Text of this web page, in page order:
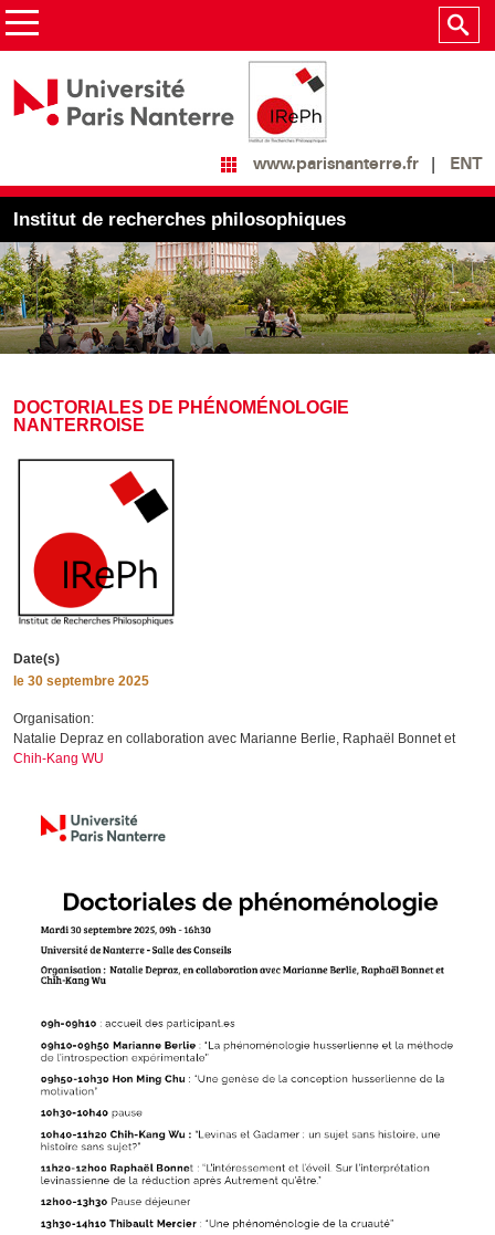
www.parisnanterre.fr ENT
Institut de recherches philosophiques
DOCTORIALES DE PHÉNOMÉNOLOGIE
NANTERROISE
Date(s)
le 30 septembre 2025
Organisation:
Natalie Depraz en collaboration avec Marianne Berlie, Raphaël Bonnet et
Chih-Kang WU